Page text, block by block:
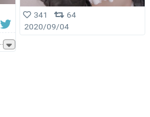
341
64
2020/09/04